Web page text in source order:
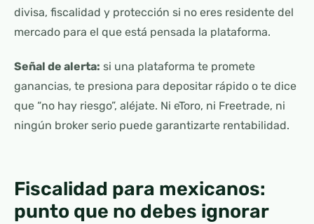
divisa, fiscalidad y protección si no eres residente del
mercado para el que está pensada la plataforma.
Señal de alerta: si una plataforma te promete
ganancias, te presiona para depositar rápido o te dice
que “no hay riesgo”, aléjate. Ni eToro, ni Freetrade, ni
ningún broker serio puede garantizarte rentabilidad.
Fiscalidad para mexicanos:
punto que no debes ignorar